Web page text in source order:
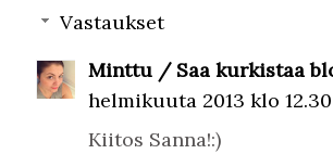
Vastaukset
Minttu / Saa kurkistaa
helmikuuta 2013 klo 12.30
Kiitos Sanna!:)